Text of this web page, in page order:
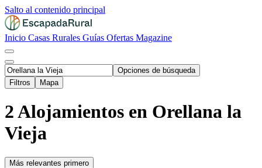
Salto al contenido principal
Inicio Casas Rurales Guías Ofertas Magazine
Opciones de búsqueda
Filtros
Mapa
2 Alojamientos en Orellana la
Vieja
Más relevantes primero